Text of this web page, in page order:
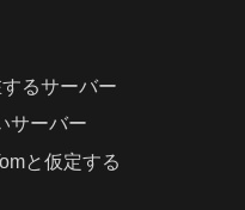
るサーバー
サーバー
と仮定する